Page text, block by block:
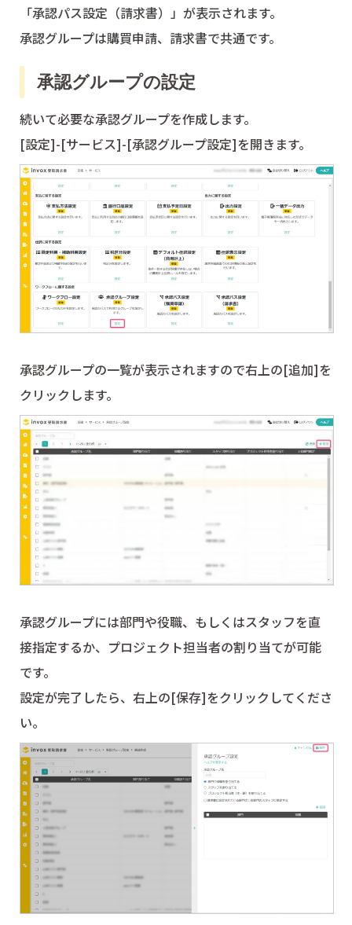
「承認パス設定（請求書）」が表示されます。
承認グループは購買申請、請求書で共通です。
承認グループの設定
続いて必要な承認グループを作成します。
[設定]-[サービス]-[承認グループ設定]を開きます。
承認グループの一覧が表示されますので右上の[追加]を
クリックします。
承認グループには部門や役職、もしくはスタッフを直
接指定するか、プロジェクト担当者の割り当てが可能
です。
設定が完了したら、右上の[保存]をクリックしてくださ
い。